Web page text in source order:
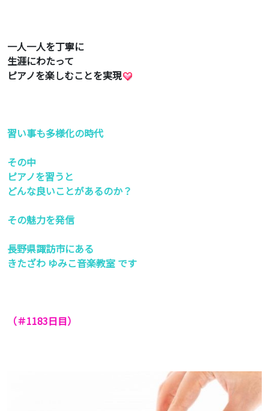
一人一人を丁寧に
生涯にわたって
ピアノを楽しむことを実現
習い事も多様化の時代
その中
ピアノを習うと
どんな良いことがあるのか？
その魅力を発信
長野県諏訪市にある
きたざわ ゆみこ音楽教室 です
（＃1183日目）